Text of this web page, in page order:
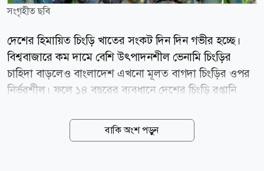
সংগৃহীত ছবি
দেশের হিমায়িত চিংড়ি খাতের সংকট দিন দিন গভীর হচ্ছে।
বিশ্ববাজারে কম দামে বেশি উৎপাদনশীল ভেনামি চিংড়ির
চাহিদা বাড়লেও বাংলাদেশ এখনো মূলত বাগদা চিংড়ির ওপর
নির্ভরশীল। ফলে ১৪ বছরের ব্যবধানে দেশের চিংড়ি রপ্তানি
অধিদপ্তর এবং বাংলাদেশ ফ্রোজেন ফুডস এক্সপোর্টার্স
অ্যাসোসিয়েশনের (বিএফএফইএ) তথ্য অনুযায়ী, ২০১২-১৩
বাকি অংশ পড়ুন